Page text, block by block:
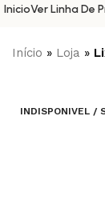
InicioVer Linha De
Início » Loja »
INDISPONIVEL /